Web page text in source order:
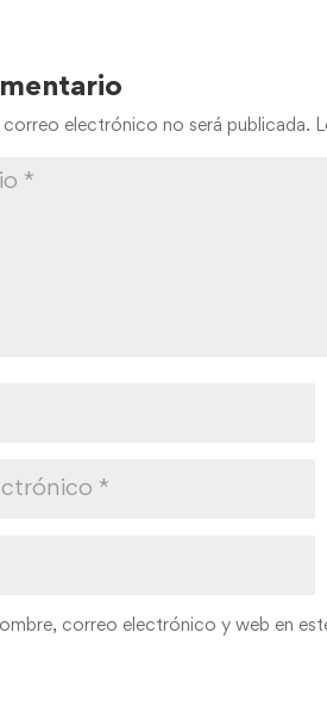
correo electrónico no será publicada.
correo electrónico y web en